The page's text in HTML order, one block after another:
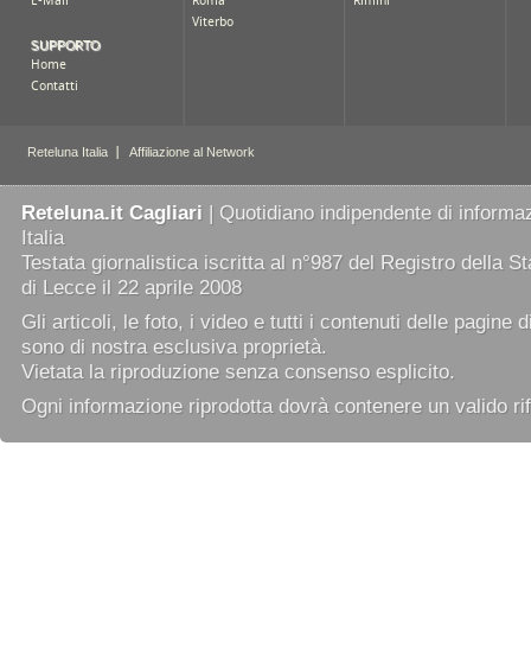
Reteluna.it Cagliari | Quotidiano indipendente di
Italia
Testata giornalistica iscritta al n°987 del Registro della
di Lecce il 22 aprile 2008
Gli articoli, le foto, i video e tutti i contenuti delle pagine
sono di nostra esclusiva proprietà.
Vietata la riproduzione senza consenso esplicito.
Ogni informazione riprodotta dovrà contenere un valido